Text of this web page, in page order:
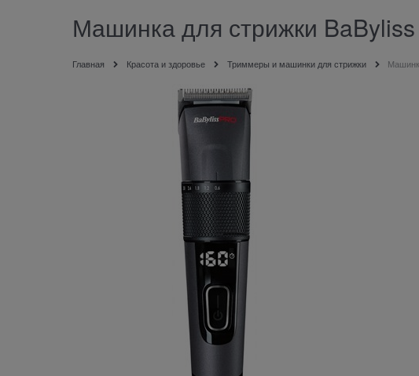
Машинка для стрижки
Главная Красота и здоровье Триммеры и машинки для стрижки